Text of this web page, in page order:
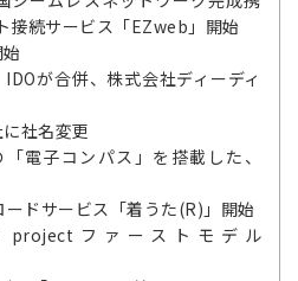
接続サービス「EZweb」開始
が合併、株式会社ディーディ
社名変更
電子コンパス」を搭載した、
ドサービス「着うた(R)」開始
projectファーストモデル